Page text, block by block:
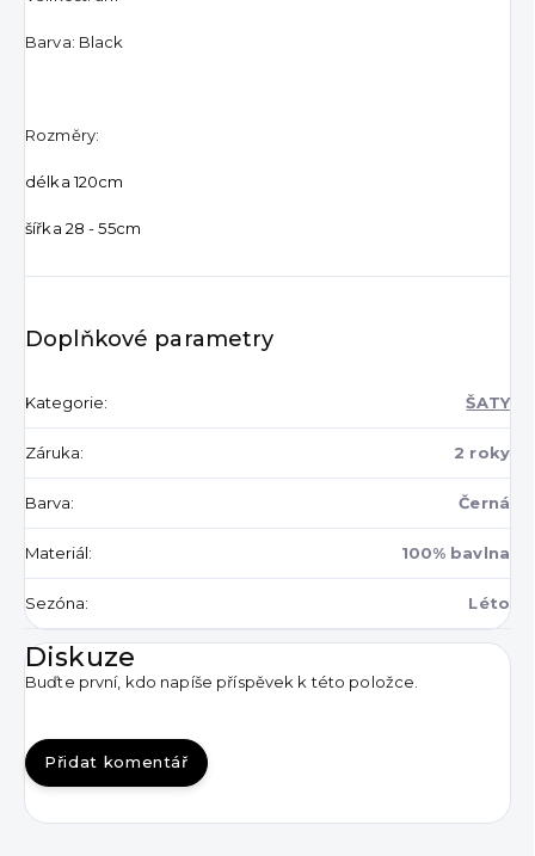
Barva: Black
Rozměry:
délka 120cm
šířka 28 - 55cm
Doplňkové parametry
Kategorie: ŠATY
Záruka: 2 roky
Barva: Černá
Materiál: 100% bavlna
Sezóna: Léto
Diskuze
Buďte první, kdo napíše příspěvek k této položce.
Přidat komentář